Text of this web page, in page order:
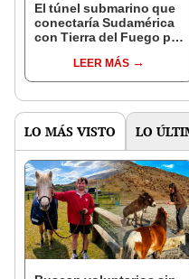
El túnel submarino que
conectaría Sudamérica
con Tierra del Fuego por
vital para la economía
de la región
LEER MÁS
LO MÁS VISTO LO